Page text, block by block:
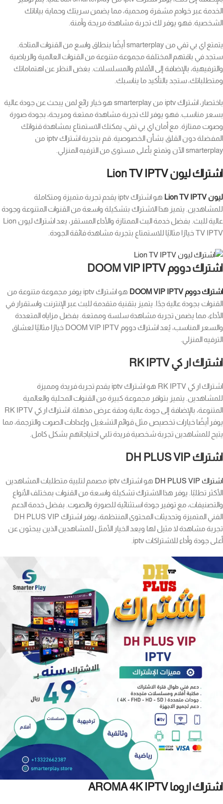
الخدمة عبر خوادم مشفرة ومحمية، مما يضمن سريتك وحماية بياناتك
الشخصية. فهو يوفر لك تجربة مشاهدة مريحة وآمنة.
يتمتع اي بي تفي من smarterplay أيضًا بنطاق واسع من القنوات المتاحة.
ستجد في باقتهم المختلفة مجموعة متنوعة من القنوات العالمية والرياضية
والترفيهية، بالإضافة إلى الأفلام والمسلسلات. بغض النظر عن اهتماماتك
ومتطلباتك، ستجد بالتأكيد ما يناسبك.
باختصار، اشتراك iptv من smarterplay هو خيار رائع لمن يبحث عن جودة عالية
بسعر مناسب. فهو يوفر لك تجربة مشاهدة ممتعة ومريحة، بجودة صورة
وصوت ممتازة. مع أمان اي بي تفي، يمكنك الاستمتاع بمشاهدة قنواتك
المفضلة دون القلق بشأن الخصوصية. قم بتجربة اشتراك iptv من
smarterplay الآن وتمتع بأعلى مستوى من الترفيه المنزلي.
اشتراك ليون Lion TV IPTV
ليون Lion TV IPTV
هو اشتراك iptv يقدم تجربة متميزة ومتكاملة
للمشاهدين. يتميز هذا الاشتراك بتشكيلة واسعة من القنوات المتنوعة وجودة
عالية للبث. بفضل خدمة البث الممتازة والأداء المستقر، يعد اشتراك ليون Lion
TV IPTV خيارًا مثاليًا للاستمتاع بتجربة مشاهدة فائقة الجودة.
اشتراك دووم DOOM VIP IPTV
اشتراك دووم DOOM VIP IPTV
هو اشتراك iptv يوفر مجموعة متنوعة من
القنوات بجودة عالية جدًا. يتميز بتقنية متقدمة للبث عبر الإنترنت واستقرار في
الأداء، مما يضمن تجربة مشاهدة سلسة وممتعة. بفضل مزاياه المتعددة
والسعر المناسب، يُعد اشتراك دووم DOOM VIP IPTV خيارًا مثاليًا لعشاق
الترفيه المنزلي.
اشتراك ار كي RK IPTV
اشتراك ار كي RK IPTV هو اشتراك iptv يقدم تجربة فريدة ومميزة
للمشاهدين. يتميز بتوافر مجموعة كبيرة من القنوات المحلية والعالمية
المتنوعة، بالإضافة إلى جودة عالية ودقة عرض مذهلة. اشتراك ار كي RK IPTV
يوفر أيضًا خيارات تخصيص مثل قوائم التشغيل وإعدادات الصوت والترجمة، مما
يتيح للمشاهدين تجربة شخصية فريدة تلبي احتياجاتهم بشكل كامل.
اشتراك DH PLUS VIP
اشتراك DH PLUS VIP
هو اشتراك iptv مصمم لتلبية متطلبات المشاهدين
الأكثر تطلبًا. يوفر هذا الاشتراك تشكيلة واسعة من القنوات بمختلف الأنواع
والتصنيفات، مع توفير جودة استثنائية للصورة والصوت. بفضل خدمة الدعم
الفني المتميزة وتحديثات المحتوى المنتظمة، يوفر اشتراك DH PLUS VIP
تجربة مشاهدة لا مثيل لها ويعد الخيار الأمثل للمشاهدين الذين يبحثون عن
أعلى جودة وأداء للاشتراكات iptv.
اشتراك اروما AROMA 4K IPTV